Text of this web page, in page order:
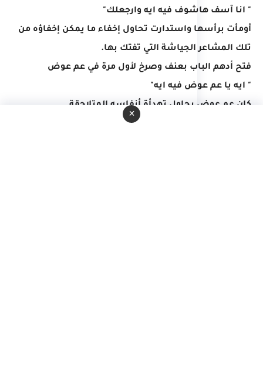
" انا آسف هاشوف فيه ايه وارجعلك"
أومأت برأسها واستدارت تحاول إخفاء ما يمكن إخفاؤه من
تلك المشاعر الجياشة التي تفتك بها.
فتح أدهم الباب بعنف وصرخ لأول مرة في عم عوض
" ايه يا عم عوض فيه ايه"
كان عم عوض يحاول تهدأة أنفاسه المتلاحقة
" البيه .... أكرم بيه.. في ال.. المستشفى"
×